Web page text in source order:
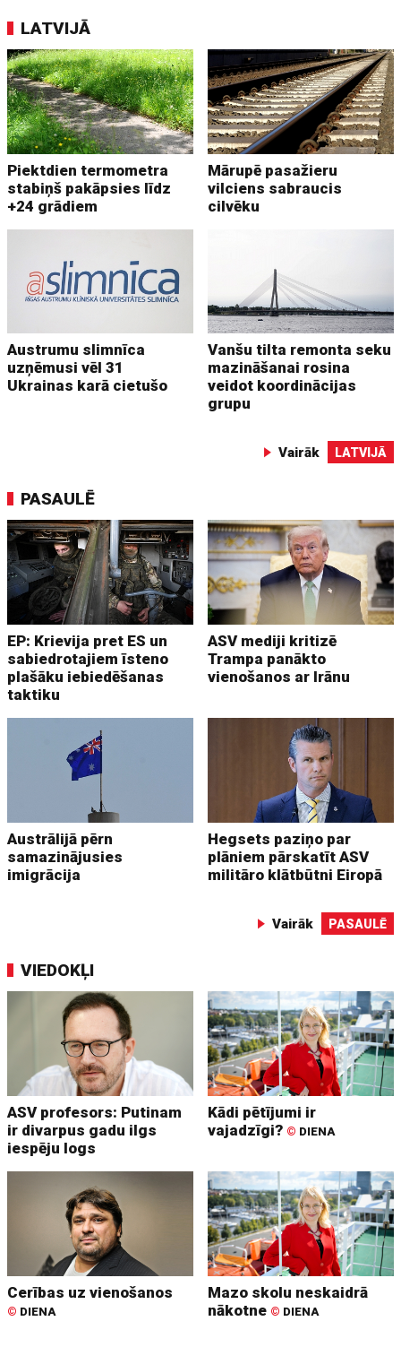
LATVIJĀ
Piektdien termometra
stabiņš pakāpsies līdz
+24 grādiem
Mārupē pasažieru
vilciens sabraucis
cilvēku
Austrumu slimnīca
uzņēmusi vēl 31
Ukrainas karā cietušo
Vanšu tilta remonta seku
mazināšanai rosina
veidot koordinācijas
grupu
Vairāk LATVIJĀ
PASAULĒ
EP: Krievija pret ES un
sabiedrotajiem īsteno
plašāku iebiedēšanas
taktiku
ASV mediji kritizē
Trampa panākto
vienošanos ar Irānu
Austrālijā pērn
samazinājusies
imigrācija
Hegsets paziņo par
plāniem pārskatīt ASV
militāro klātbūtni Eiropā
Vairāk PASAULĒ
VIEDOKĻI
ASV profesors: Putinam
ir divarpus gadu ilgs
iespēju logs
Kādi pētījumi ir
vajadzīgi? © DIENA
Cerības uz vienošanos
© DIENA
Mazo skolu neskaidrā
nākotne © DIENA